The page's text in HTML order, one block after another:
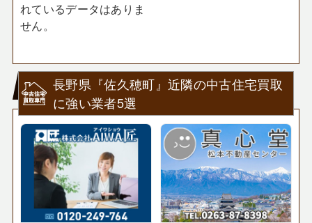
れているデータはありま
せん。
長野県『佐久穂町』近隣の中古住宅買取
に強い業者5選